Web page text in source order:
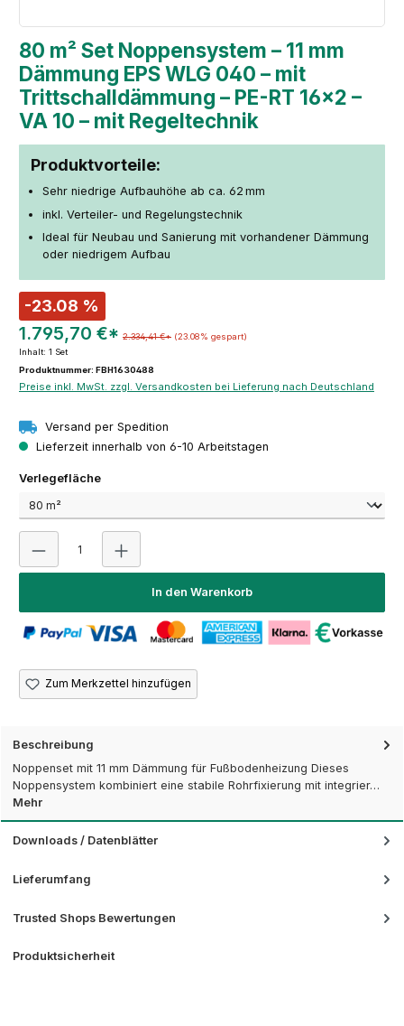
80 m² Set Noppensystem – 11 mm
Dämmung EPS WLG 040 – mit
Trittschalldämmung – PE-RT 16×2 –
VA 10 – mit Regeltechnik
Produktvorteile:
Sehr niedrige Aufbauhöhe ab ca. 62 mm
inkl. Verteiler- und Regelungstechnik
Ideal für Neubau und Sanierung mit vorhandener Dämmung
oder niedrigem Aufbau
-23.08 %
1.795,70 €* 2.334,41 €* (23.08% gespart)
Inhalt: 1 Set
Produktnummer: FBH1630488
Preise inkl. MwSt. zzgl. Versandkosten bei Lieferung nach Deutschland
Versand per Spedition
Lieferzeit innerhalb von 6-10 Arbeitstagen
Verlegeflächeauswählen
In den Warenkorb
Zum Merkzettel hinzufügen
Beschreibung
Noppenset mit 11 mm Dämmung für Fußbodenheizung Dieses
Noppensystem kombiniert eine stabile Rohrfixierung mit integrier…
Mehr
Downloads / Datenblätter
Lieferumfang
Trusted Shops Bewertungen
Produktsicherheit